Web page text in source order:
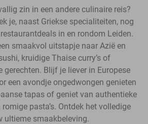
zin in een andere culinaire reis?
je, naast Griekse specialiteiten, nog
in en rondom Leiden.
smaakvol uitstapje naar Azië en
kruidige Thaise curry’s of
gerechten. Blijf je liever in Europese
een avondje ongedwongen genieten
tapas of geniet van authentieke
romige pasta’s. Ontdek het volledige
ultieme smaakbeleving.